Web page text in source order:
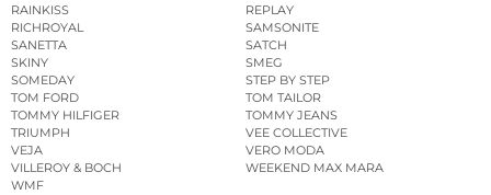
RAINKISS
REPLAY
RICHROYAL
SAMSONITE
SANETTA
SATCH
SKINY
SMEG
SOMEDAY
STEP BY STEP
TOM FORD
TOM TAILOR
TOMMY HILFIGER
TOMMY JEANS
TRIUMPH
VEE COLLECTIVE
VEJA
VERO MODA
VILLEROY & BOCH
WEEKEND MAX MARA
WMF